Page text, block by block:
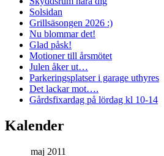
Solsidan
Grillsäsongen 2026 :)
Nu blommar det!
Glad påsk!
Motioner till årsmötet
Julen åker ut…
Parkeringsplatser i garage uthyres
Det lackar mot….
Gårdsfixardag på lördag kl 10-14
Kalender
maj 2011